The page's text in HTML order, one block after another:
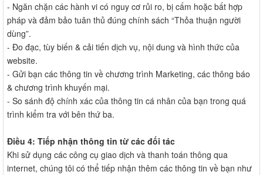
- Ngăn chặn các hành vi có nguy cơ rủi ro, bị cấm hoặc bất hợp
pháp và đảm bảo tuân thủ đúng chính sách “Thỏa thuận người
dùng”.
- Đo đạc, tùy biến & cải tiến dịch vụ, nội dung và hình thức của
website.
- Gửi bạn các thông tin về chương trình Marketing, các thông báo
& chương trình khuyến mại.
- So sánh độ chính xác của thông tin cá nhân của bạn trong quá
trình kiểm tra với bên thứ ba.
Điều 4: Tiếp nhận thông tin từ các đối tác
Khi sử dụng các công cụ giao dịch và thanh toán thông qua
internet, chúng tôi có thể tiếp nhận thêm các thông tin về bạn như